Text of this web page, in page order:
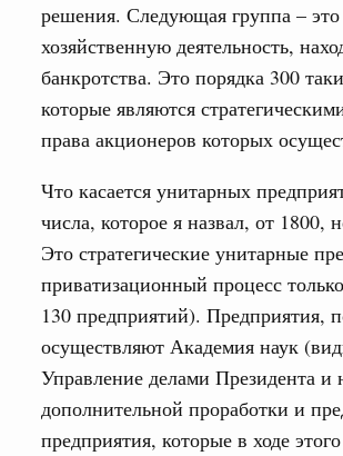
решения. Следующая группа –
хозяйственную деятельность,
банкротства. Это порядка 300
которые являются
права акционеров которых
Что касается унитарных
числа, которое я назвал, от
Это стратегические унитарные
приватизационный процесс
130 предприятий). Предприятия,
осуществляют Академия наук
Управление делами Президента и
дополнительной проработки и
предприятия, которые в ходе